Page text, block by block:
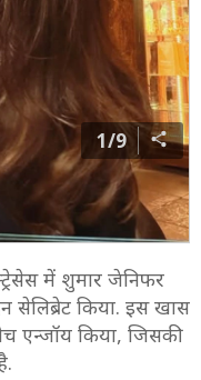
1/9
में शुमार जेनिफर
सेलिब्रेट किया. इस खास
एन्जॉय किया, जिसकी